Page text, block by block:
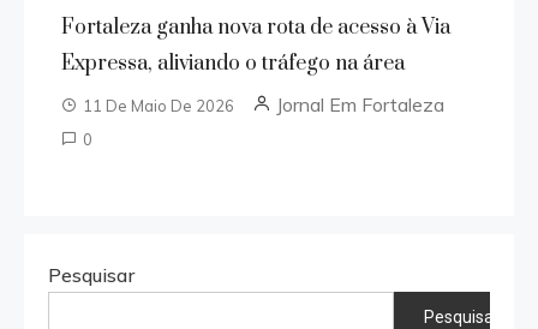
Fortaleza ganha nova rota de acesso à Via
Expressa, aliviando o tráfego na área
11 De Maio De 2026 Jornal Em Fortaleza
0
Pesquisar
Pesquisar